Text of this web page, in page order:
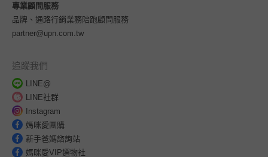
專業顧問服務
品牌、通路行銷業務陪跑顧問服務
partner@upn.com.tw
追蹤我們
LINE@
LINE社群
Instagram
媽咪愛團購
新手爸媽諮詢站
媽咪愛VIP選物社